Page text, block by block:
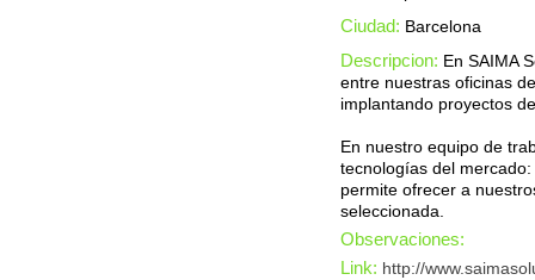
Ciudad: Barcelona
Descripcion: En SAIMA
entre nuestras oficinas
implantando proyectos
En nuestro equipo de
tecnologías del
permite ofrecer a
seleccionada.
Observaciones:
Link: http://